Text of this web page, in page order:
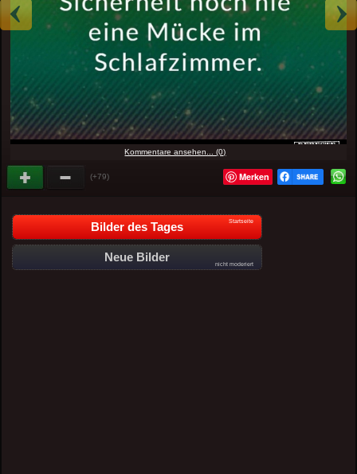
Kommentare ansehen... (0)
(+79) Merken
Bilder des Tages Startseite
Neue Bilder
nicht moderiert